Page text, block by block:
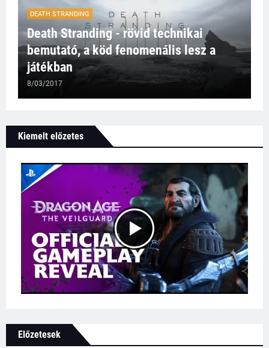
DEATH STRANDING
Death Stranding - rövid technikai
bemutató, a köd fenomenális lesz a
játékban
8/03/2017
Kiemelt előzetes
Előzetesek